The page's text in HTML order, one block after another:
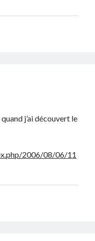
j’ai découvert le
2006/08/06/11